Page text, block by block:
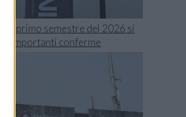
il primo semestre del 2026 si
importanti conferme